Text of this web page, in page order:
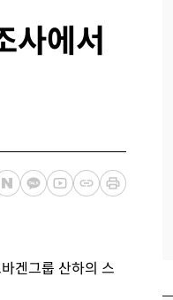
사에서
겐그룹 산하의 스